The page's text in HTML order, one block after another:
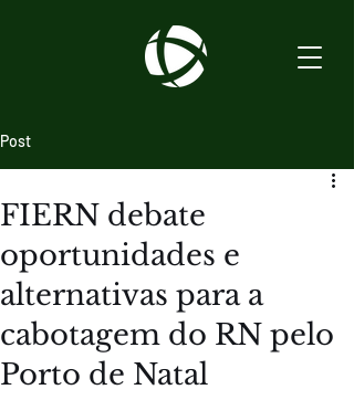
Post
FIERN debate
oportunidades e
alternativas para a
cabotagem do RN pelo
Porto de Natal